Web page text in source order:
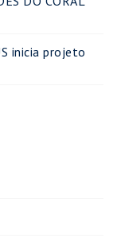
inicia projeto